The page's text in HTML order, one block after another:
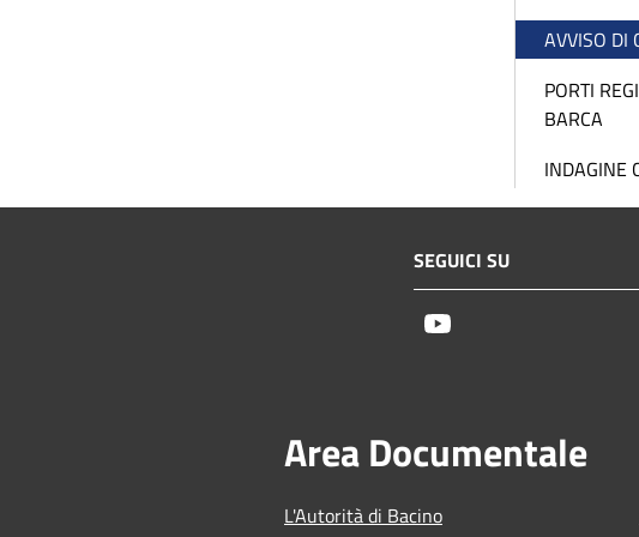
AVVISO DI
PORTI
BARCA
INDAGINE
SEGUICI SU
Area Documentale
L'Autorità di Bacino